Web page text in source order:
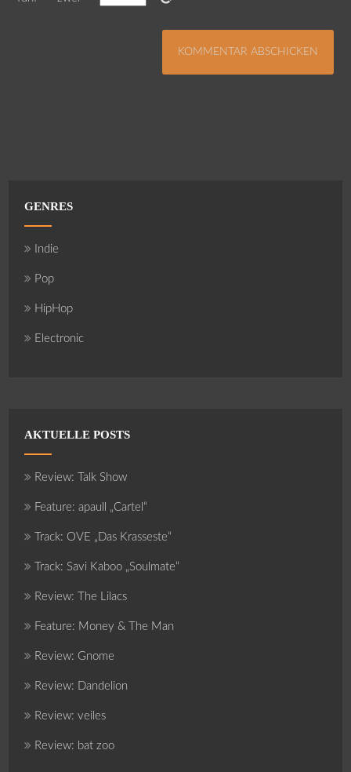
GENRES
Indie
Pop
HipHop
Electronic
AKTUELLE POSTS
Review: Talk Show
Feature: apaull „Cartel“
Track: OVE „Das Krasseste“
Track: Savi Kaboo „Soulmate“
Review: The Lilacs
Feature: Money & The Man
Review: Gnome
Review: Dandelion
Review: veiles
Review: bat zoo